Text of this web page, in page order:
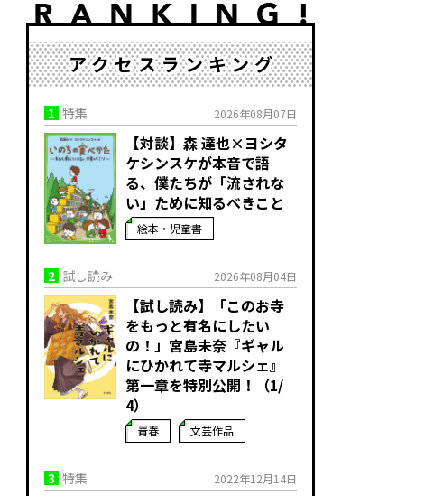
アクセスランキング
1 特集 2026年08月07日
【対談】森 達也×ヨシタ
ケシンスケが本音で語
る、僕たちが「流されな
い」ために知るべきこと
絵本・児童書
2 試し読み 2026年08月04日
【試し読み】「このお寺
をもっと有名にしたい
の！」宮島未奈『ギャル
にひかれて寺マルシェ』
第一章を特別公開！（1/
4）
青春 文芸作品
3 特集 2022年12月14日